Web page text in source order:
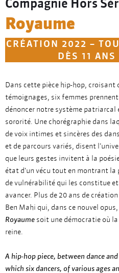
Compagnie Hors
Royaume
CRÉATION 2022 –
DÈS 11 ANS
Dans cette pièce hip-hop, croisant
témoignages, six femmes
dénoncer notre système patriarcal
sororité. Une chorégraphie dans
de voix intimes et sincères des
et de parcours variés, disent
que leurs gestes invitent à la
état d'un vécu tout en montrant la
de vulnérabilité qui les constitue
avancer. Plus de 20 ans de
Ben Mahi qui, dans ce nouvel
Royaume soit une démocratie où
reine.
A hip-hop piece, between dance
which six dancers, of various ages